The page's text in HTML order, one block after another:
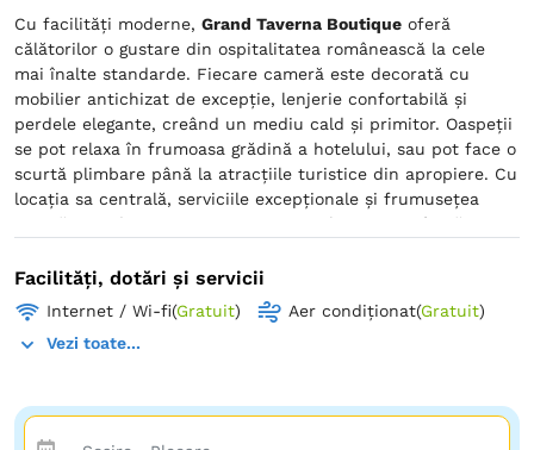
Cu facilități moderne, Grand Taverna Boutique oferă
călătorilor o gustare din ospitalitatea românească la cele
mai înalte standarde. Fiecare cameră este decorată cu
mobilier antichizat de excepție, lenjerie confortabilă și
perdele elegante, creând un mediu cald și primitor. Oaspeții
se pot relaxa în frumoasa grădină a hotelului, sau pot face o
scurtă plimbare până la atracțiile turistice din apropiere. Cu
locația sa centrală, serviciile excepționale și frumusețea
eternă Grand Taverna Boutique este alegerea perfectă
neuitată.
Facilități, dotări și servicii
Internet / Wi-fi(Gratuit) Aer condiționat(Gratuit)
Vezi toate...